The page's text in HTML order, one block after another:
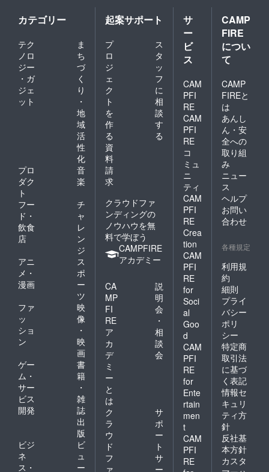
カテゴリー
テク
ノロ
ジー
・ガ
ジェ
ット
ま
ち
づ
く
り
・
地
域
活
性
化
プロ
ダク
ト
音
楽
フー
ド・
飲食
店
チ
ャ
レ
ン
ジ
アニ
メ・
漫画
ス
ポ
ー
ツ
ファ
ッ
ショ
ン
映
像
・
映
画
ゲー
ム・
サー
ビス
開発
書
籍
・
雑
誌
出
版
ビジ
ネ
ス・
ビ
ュ
ー
起案サポート
プ
ロ
ジ
ェ
ク
ト
を
作
る
ス
タ
ッ
フ
に
相
談
す
る
資
料
請
求
クラウドファ
ンディングの
ノウハウを無
料で学ぼう
CAMPFIRE
アカデミー
CA
MP
FI
RE
ア
カ
デ
ミ
ー
と
は
説
明
会
・
相
談
会
ク
ラ
ウ
ド
フ
ァ
サ
ポ
ー
ト
サ
ー
サ
ー
ビ
ス
CAM
PFI
RE
CAM
PFI
RE
コ
ミュ
ニ
ティ
CAM
PFI
RE
Crea
tion
CAM
PFI
RE
for
Soci
al
Goo
d
CAM
PFI
RE
for
Ente
rtain
men
t
CAM
PFI
RE
CAMP
FIRE
につい
て
CAMP
FIREと
は
あんし
ん・安
全への
取り組
み
ニュー
ス
ヘルプ
お問い
合わせ
各種規定
利用規
約
細則
プライ
バシー
ポリ
シー
特定商
取引法
に基づ
く表記
情報セ
キュリ
ティ方
針
反社基
本方針
カスタ